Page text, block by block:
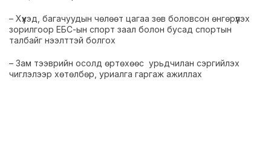
– Хүүхэд, багачуудын чөлөөт цагаа зөв боловсон өнгөрүүлэх
зорилгоор ЕБС-ын спорт заал болон бусад спортын
талбайг нээлттэй болгох
– Зам тээврийн осолд өртөхөөс урьдчилан сэргийлэх
чиглэлээр хөтөлбөр, уриалга гаргаж ажиллах